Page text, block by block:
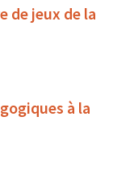
de jeux de la
à la